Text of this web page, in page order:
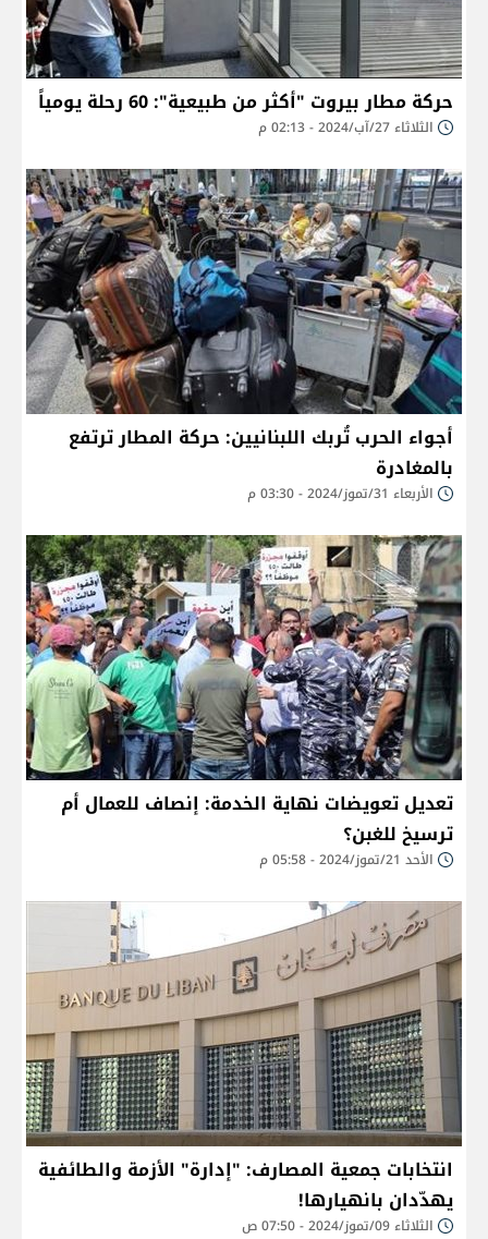
حركة مطار بيروت "أكثر من طبيعية": 60 رحلة يومياً
الثلاثاء 27/آب/2024 - 02:13 م
أجواء الحرب تُربك اللبنانيين: حركة المطار ترتفع
بالمغادرة
الأربعاء 31/تموز/2024 - 03:30 م
تعديل تعويضات نهاية الخدمة: إنصاف للعمال أم
ترسيخ للغبن؟
الأحد 21/تموز/2024 - 05:58 م
انتخابات جمعية المصارف: "إدارة" الأزمة والطائفية
يهدّدان بانهيارها!
الثلاثاء 09/تموز/2024 - 07:50 ص